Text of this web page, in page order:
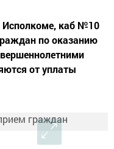
Исполкоме, каб №10
по оказанию
от уплаты